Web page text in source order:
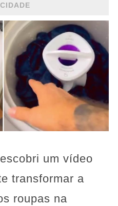
um vídeo
transformar a
roupas na